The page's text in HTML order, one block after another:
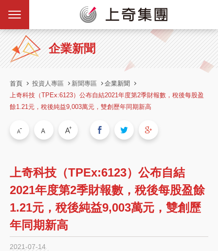
企業新聞
首頁 投資人專區 新聞專區
企業新聞
上奇科技（TPEx:6123）公布自結2021年度第2季財報數，稅後每股盈
餘1.21元，稅後純益9,003萬元，雙創歷年同期新高
上奇科技（TPEx:6123）公布自結
2021年度第2季財報數，稅後每股盈餘
1.21元，稅後純益9,003萬元，雙創歷
年同期新高
2021-07-14